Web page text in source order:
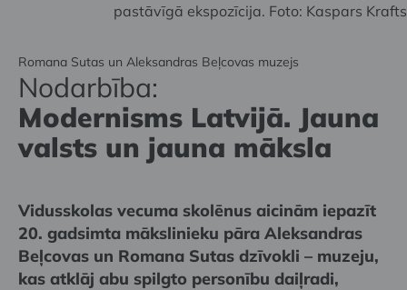
pastāvīgā ekspozīcija. Foto: Kaspars Krafts
Romana Sutas un Aleksandras Beļcovas muzejs
Nodarbība:
Modernisms Latvijā. Jauna
valsts un jauna māksla
Vidusskolas vecuma skolēnus aicinām iepazīt
20. gadsimta mākslinieku pāra Aleksandras
Beļcovas un Romana Sutas dzīvokli – muzeju,
kas atklāj abu spilgto personību daiļradi,